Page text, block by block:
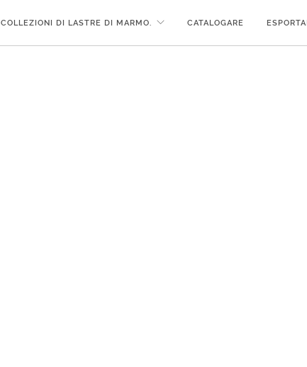
COLLEZIONI DI LASTRE DI MARMO. CATALOGARE